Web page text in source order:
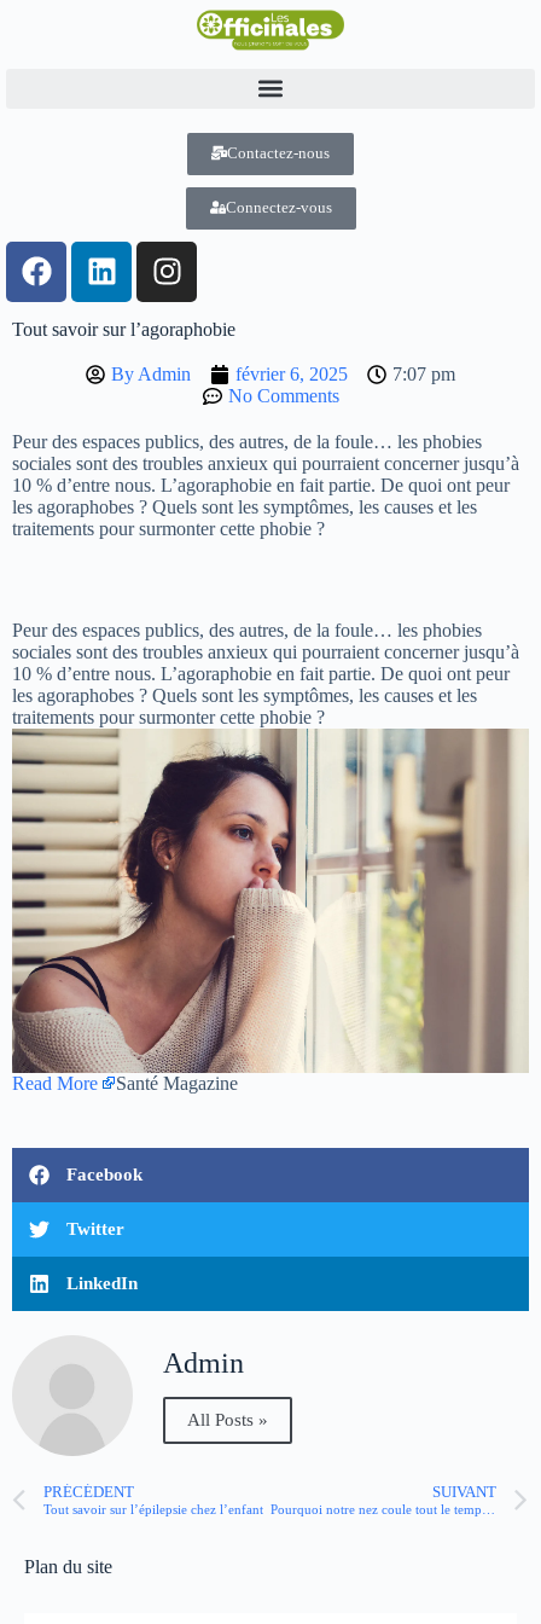
Contactez-nous
Connectez-vous
Tout savoir sur l’agoraphobie
By Admin février 6, 2025
7:07 pm
No Comments
Peur des espaces publics, des autres, de la foule… les phobies
sociales sont des troubles anxieux qui pourraient concerner jusqu’à
10 % d’entre nous. L’agoraphobie en fait partie. De quoi ont peur
les agoraphobes ? Quels sont les symptômes, les causes et les
traitements pour surmonter cette phobie ?
Peur des espaces publics, des autres, de la foule… les phobies
sociales sont des troubles anxieux qui pourraient concerner jusqu’à
10 % d’entre nous. L’agoraphobie en fait partie. De quoi ont peur
les agoraphobes ? Quels sont les symptômes, les causes et les
traitements pour surmonter cette phobie ?
Read More Santé Magazine
Facebook
Twitter
LinkedIn
Admin
All Posts »
PRÉCÉDENT
Tout savoir sur l’épilepsie chez l’enfant
SUIVANT
Plan du site